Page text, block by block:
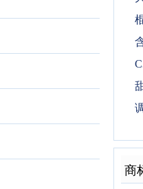
商